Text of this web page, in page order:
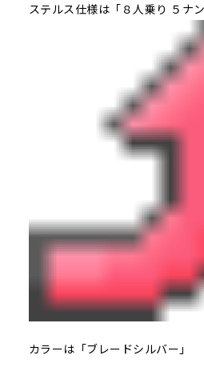
ステルス仕様は「８人乗り ５ナ
カラーは「ブレードシルバー」